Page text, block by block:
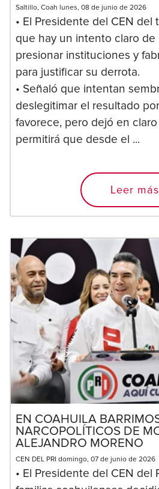
Saltillo, Coah lunes, 08 de junio de 2026
• El Presidente del CEN
que hay un intento claro de
presionar instituciones y
para justificar su derrota.
• Señaló que intentan
deslegitimar el resultado
favorece, pero dejó en
permitirá que desde el ...
Leer más
EN COAHUILA
NARCOPOLÍTICOS DE
ALEJANDRO MORENO
CEN DEL PRI domingo, 07 de junio de 2026
• El Presidente del CEN del